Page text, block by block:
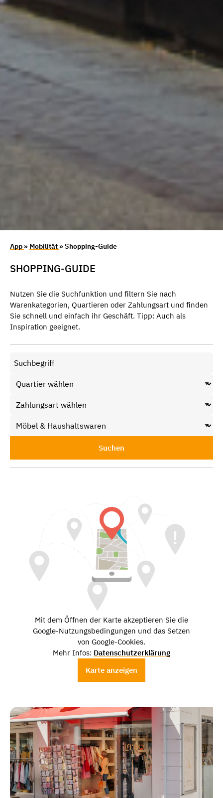
App » Mobilität » Shopping-Guide
SHOPPING-GUIDE
Nutzen Sie die Suchfunktion und filtern Sie nach
Warenkategorien, Quartieren oder Zahlungsart und finden
Sie schnell und einfach ihr Geschäft. Tipp: Auch als
Inspiration geeignet.
Suchen
Mit dem Öffnen der Karte akzeptieren Sie die
Google-Nutzungsbedingungen und das Setzen
von Google-Cookies.
Mehr Infos: Datenschutzerklärung
Karte anzeigen